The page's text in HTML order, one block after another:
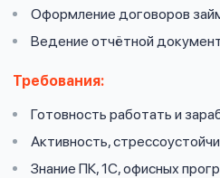
Оформление договоров
Ведение отчётной
Требования:
Готовность работать и
Активность,
Знание ПК, 1С, офисных